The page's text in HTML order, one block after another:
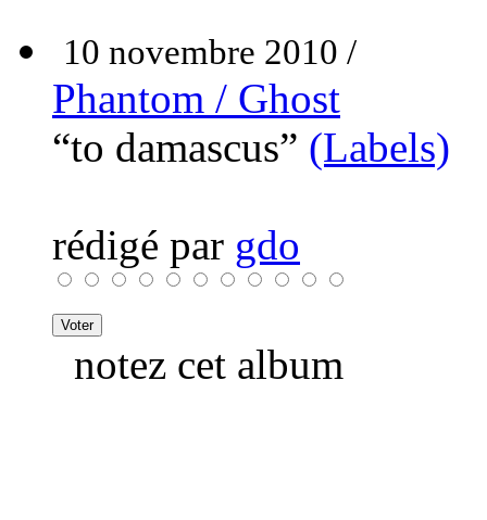
10 novembre 2010 /
Phantom / Ghost
“to damascus” (Labels)
rédigé par gdo
notez cet album